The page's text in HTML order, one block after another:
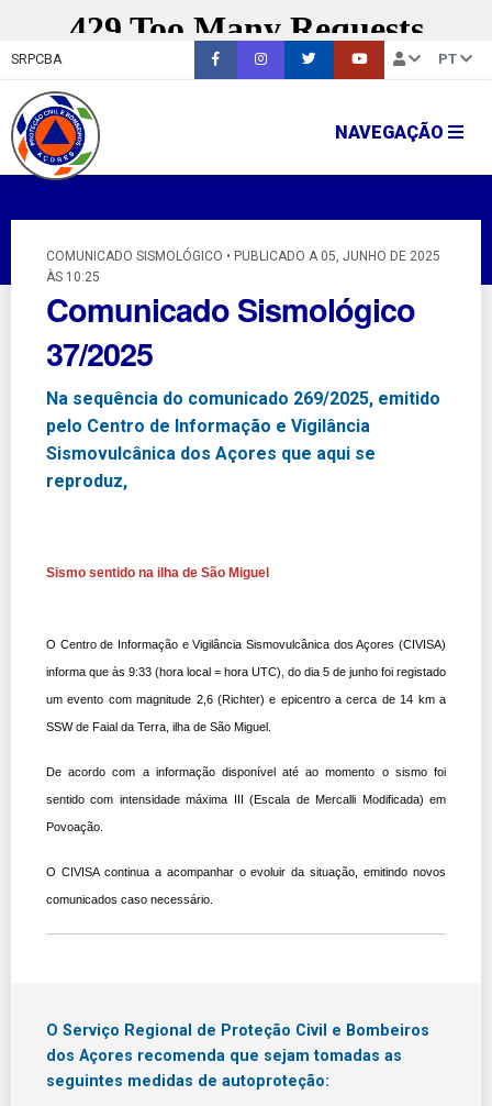
SRPCBA PT
NAVEGAÇÃO
COMUNICADO SISMOLÓGICO • PUBLICADO A 05, JUNHO DE 2025
ÀS 10:25
Comunicado Sismológico
37/2025
Na sequência do comunicado 269/2025, emitido
pelo Centro de Informação e Vigilância
Sismovulcânica dos Açores que aqui se
reproduz,
Sismo sentido na ilha de São Miguel
O Centro de Informação e Vigilância Sismovulcânica dos Açores (CIVISA)
informa que às 9:33 (hora local = hora UTC), do dia 5 de junho foi registado
um evento com magnitude 2,6 (Richter) e epicentro a cerca de 14 km a
SSW de Faial da Terra, ilha de São Miguel.
De acordo com a informação disponível até ao momento o sismo foi
sentido com intensidade máxima III (Escala de Mercalli Modificada) em
Povoação.
O CIVISA continua a acompanhar o evoluir da situação, emitindo novos
comunicados caso necessário.
O Serviço Regional de Proteção Civil e Bombeiros
dos Açores recomenda que sejam tomadas as
seguintes medidas de autoproteção: